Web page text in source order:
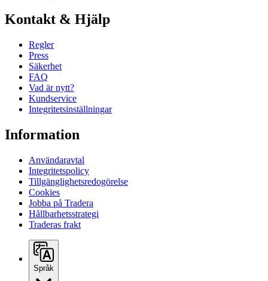
Kontakt & Hjälp
Regler
Press
Säkerhet
FAQ
Vad är nytt?
Kundservice
Integritetsinställningar
Information
Användaravtal
Integritetspolicy
Tillgänglighetsredogörelse
Cookies
Jobba på Tradera
Hållbarhetsstrategi
Traderas frakt
Språk